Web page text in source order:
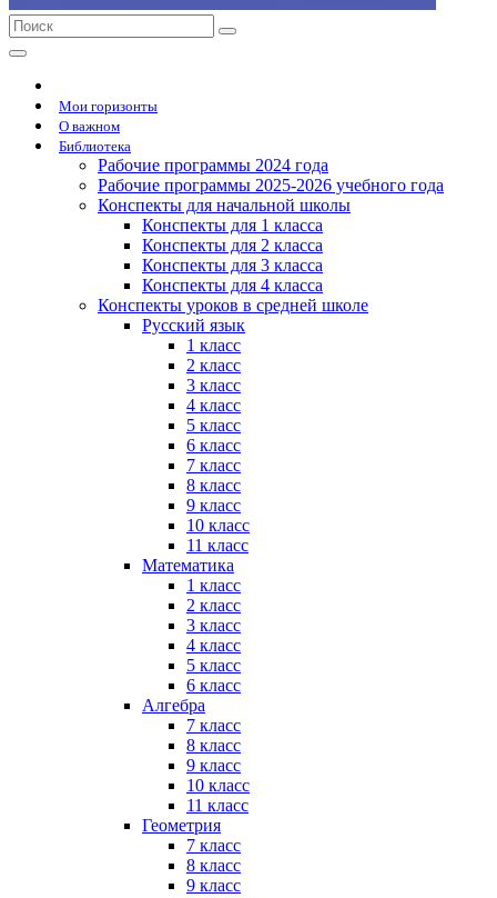
Мои горизонты
О важном
Библиотека
Рабочие программы 2024 года
Рабочие программы 2025-2026 учебного года
Конспекты для начальной школы
Конспекты для 1 класса
Конспекты для 2 класса
Конспекты для 3 класса
Конспекты для 4 класса
Конспекты уроков в средней школе
Русский язык
1 класс
2 класс
3 класс
4 класс
5 класс
6 класс
7 класс
8 класс
9 класс
10 класс
11 класс
Математика
1 класс
2 класс
3 класс
4 класс
5 класс
6 класс
Алгебра
7 класс
8 класс
9 класс
10 класс
11 класс
Геометрия
7 класс
8 класс
9 класс